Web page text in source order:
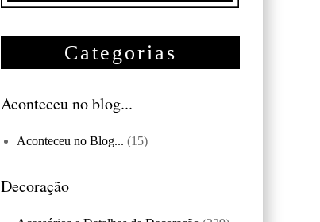
Categorias
Aconteceu no blog...
Aconteceu no Blog... (15)
Decoração